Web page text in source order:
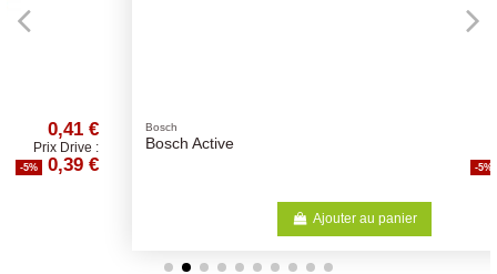
Bosch
Bosch Active
Ajouter au panier